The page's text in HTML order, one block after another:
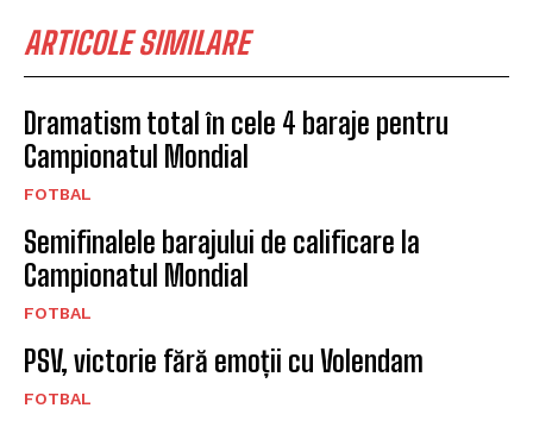
ARTICOLE SIMILARE
Dramatism total în cele 4 baraje pentru
Campionatul Mondial
FOTBAL
Semifinalele barajului de calificare la
Campionatul Mondial
FOTBAL
PSV, victorie fără emoții cu Volendam
FOTBAL